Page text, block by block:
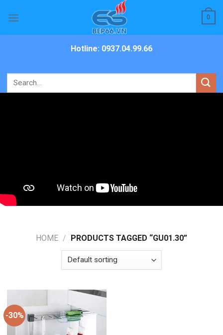
0
Hotline: 0937.04.99.66
Search
for:
HOME / PRODUCTS TAGGED “GU01.30”
-30%